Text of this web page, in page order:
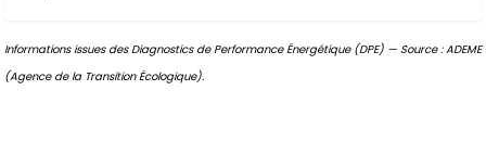
Informations issues des Diagnostics de Performance Énergétique (DPE) — Source : ADEME
(Agence de la Transition Écologique).